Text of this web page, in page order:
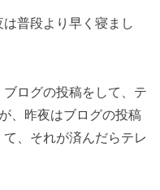
普段より早く寝まし
ログの投稿をして、テ
、昨夜はブログの投稿
、それが済んだらテレ